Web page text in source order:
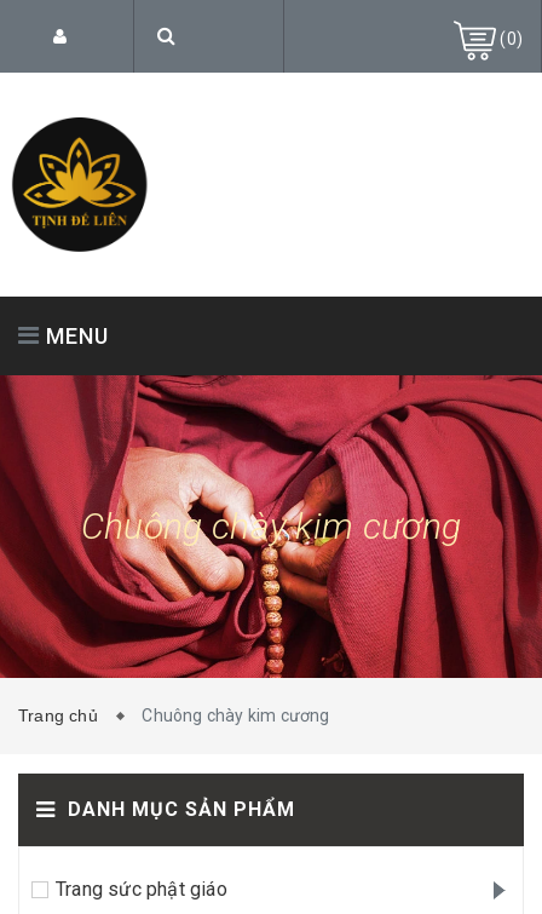
(0)
MENU
TRANG CHỦ GIỚI THIỆU SẢN PHẨM
TIN TỨC LIÊN HỆ
Chuông chày kim cương
Trang chủ Chuông chày kim cương
DANH MỤC SẢN PHẨM
Trang sức phật giáo